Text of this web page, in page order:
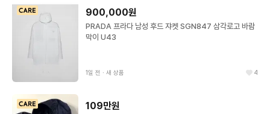
900,000원
PRADA 프라다 남성 후드 쟈켓 SGN847 삼각로고 바람
막이 U43
1일 전 ∙ 새 상품 4
109만원